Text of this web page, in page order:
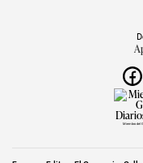
Miembro del